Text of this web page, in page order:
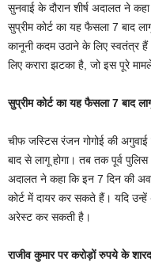
सुनवाई के दौरान शीर्ष अदालत ने
सुप्रीम कोर्ट का यह फैसला 7 बाद
कानूनी कदम उठाने के लिए स्वतंत्र
लिए करारा झटका है, जो इस पूरे
सुप्रीम कोर्ट का यह फैसला 7 बाद
चीफ जस्टिस रंजन गोगोई की
बाद से लागू होगा। तब तक पूर्व पुलिस
अदालत ने कहा कि इन 7 दिन की
कोर्ट में दायर कर सकते हैं। यदि उन्हें
अरेस्ट कर सकती है।
राजीव कुमार पर करोड़ों रुपये के